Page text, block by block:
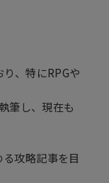
、特にRPGや
筆し、現在も
攻略記事を目